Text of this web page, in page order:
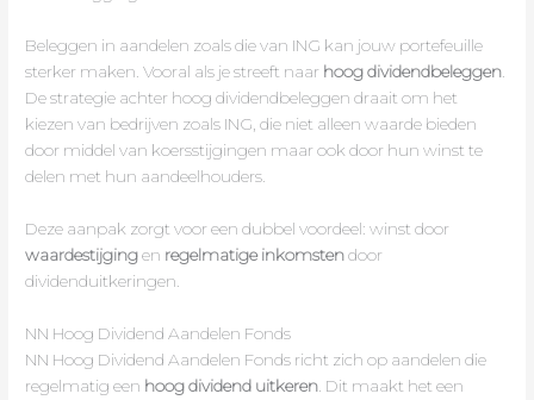
Beleggen in aandelen zoals die van ING kan jouw portefeuille
sterker maken. Vooral als je streeft naar hoog dividendbeleggen
De strategie achter hoog dividendbeleggen draait om het
kiezen van bedrijven zoals ING, die niet alleen waarde bieden
door middel van koersstijgingen maar ook door hun winst te
delen met hun aandeelhouders.
Deze aanpak zorgt voor een dubbel voordeel: winst door
waardestijgingen regelmatige inkomstendoor
dividenduitkeringen.
NN Hoog Dividend Aandelen Fonds
NN Hoog Dividend Aandelen Fonds richt zich op aandelen die
regelmatig een hoog dividend uitkeren . Dit maakt het een